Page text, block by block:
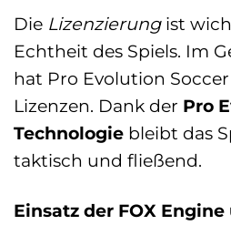
Die Lizenzierungist
Echtheit des Spiels. Im
hat Pro Evolution
Lizenzen. Dank der Pro
Technologie bleibt das
taktisch und fließend.
Einsatz der FOX